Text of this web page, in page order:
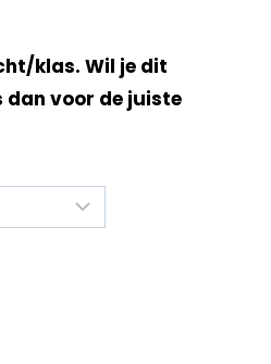
klas. Wil je dit
dan voor de juiste